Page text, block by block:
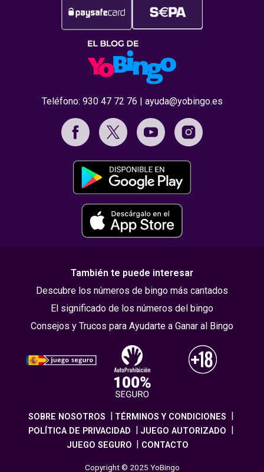
Teléfono: 930 47 72 76 | ayuda@yobingo.es
También te puede interesar
Descubre los números de bingo más cantados
El significado de los números del bingo
Consejos y Trucos para Ayudarte a Ganar al Bingo
SOBRE NOSOTROS
TÉRMINOS Y CONDICIONES
POLÍTICA DE PRIVACIDAD
JUEGO AUTORIZADO
JUEGO SEGURO
CONTACTO
Copyright © 2025 YoBingo